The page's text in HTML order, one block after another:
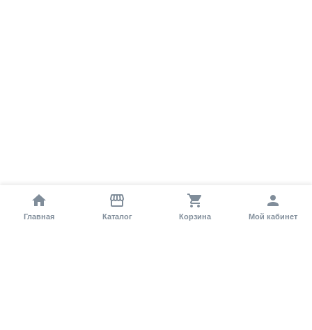
Главная Каталог Корзина Мой кабинет